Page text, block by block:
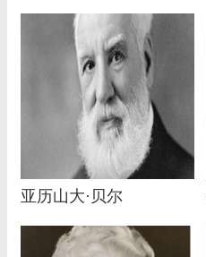
亚历山大·贝尔